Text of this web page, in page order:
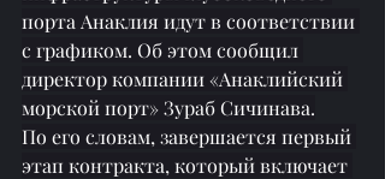
порта Анаклия идут в соответствии
с графиком. Об этом сообщил
директор компании «Анаклийский
морской порт» Зураб Сичинава.
По его словам, завершается первый
этап контракта, который включает